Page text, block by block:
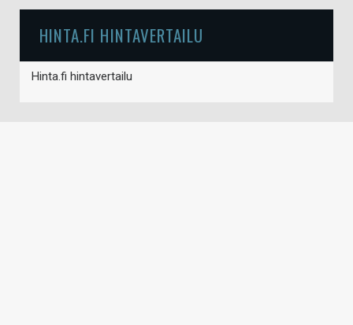
HINTA.FI HINTAVERTAILU
Hinta.fi hintavertailu